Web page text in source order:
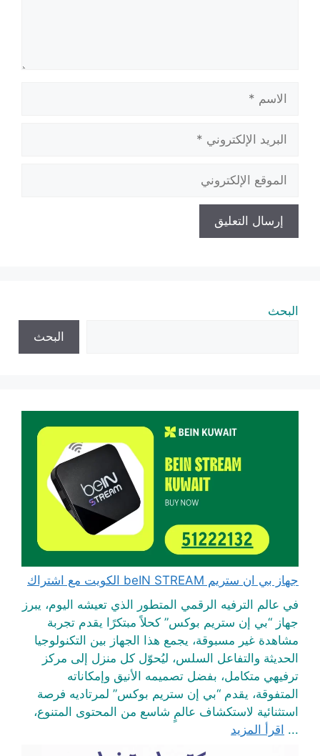
الإلكتروني
الإلكتروني
البحث
البحث
جهاز بي ان ستريم beIN STREAM الكويت مع اشتراك
في عالم الترفيه الرقمي المتطور الذي تعيشه اليوم، يبرز
جهاز “بي إن ستريم بوكس” كحلاً مبتكرًا يقدم تجربة
مشاهدة غير مسبوقة، يجمع هذا الجهاز بين التكنولوجيا
الحديثة والتفاعل السلس، ليُحوّل كل منزل إلى مركز
ترفيهي متكامل، بفضل تصميمه الأنيق وإمكاناته
المتفوقة، يقدم “بي إن ستريم بوكس” لمرتاديه فرصة
استثنائية لاستكشاف عالمٍ شاسع من المحتوى المتنوع،
... اقرأ المزيد